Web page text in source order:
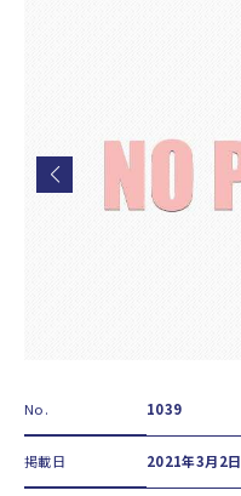
No. 1039
掲載日 2021年3月2日